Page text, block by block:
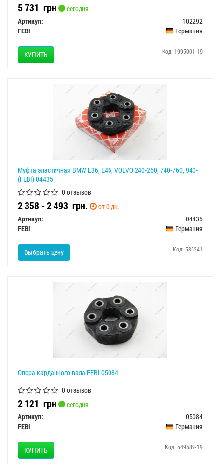
5 731 грн
сегодня
Артикул:
102292
FEBI
Германия
КУПИТЬ Код: 1995001-19
Муфта эластичная BMW E36, E46, VOLVO 240-260, 740-760, 940-
(FEBI) 04435
0 отзывов
2 358 - 2 493 грн.
от 0 дн.
Артикул:
04435
FEBI
Германия
Выбрать цену Код: 585241
Опора карданного вала FEBI 05084
0 отзывов
2 121 грн
сегодня
Артикул:
05084
FEBI
Германия
КУПИТЬ Код: 549589-19